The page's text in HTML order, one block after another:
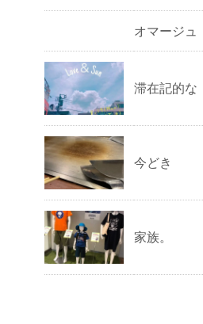
オマージュ
滞在記的な
今どき
家族。